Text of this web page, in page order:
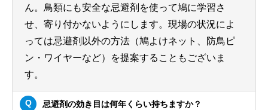
ん。鳥類にも安全な忌避剤を使って鳩に学習さ
せ、寄り付かないようにします。現場の状況によ
っては忌避剤以外の方法（鳩よけネット、防鳥ピ
ン・ワイヤーなど）を提案することもございま
す。
忌避剤の効き目は何年くらい持ちますか？